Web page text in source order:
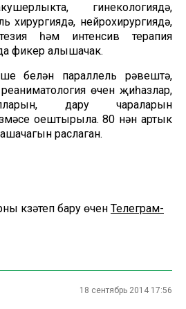
гинекологиядә,
хирургиядә, нейрохирургиядә,
һәм интенсив терапия
фикер алышачак.
белән параллель рәвештә,
өчен җиһазлар,
дару чараларын
оештырыла. 80 нән артык
раслаган.
күзәтеп бару өчен Телеграм-
18 сентябрь 2014 17:56